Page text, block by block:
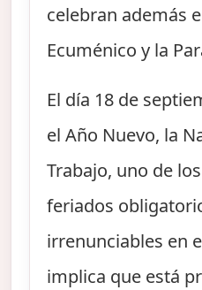
celebran además
Ecuménico y la
El día 18 de
el Año Nuevo, la
Trabajo, uno de
feriados
irrenunciables en
implica que está